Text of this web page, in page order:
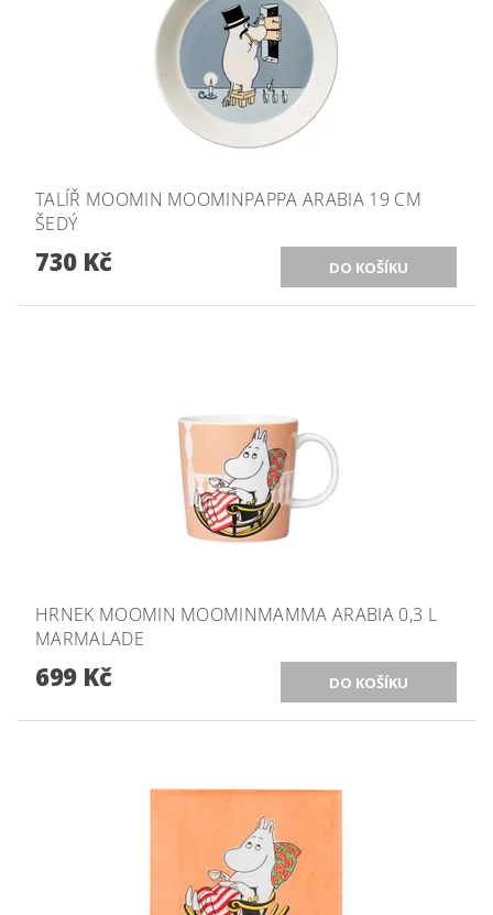
TALÍŘ MOOMIN MOOMINPAPPA ARABIA 19 CM
ŠEDÝ
730 Kč
HRNEK MOOMIN MOOMINMAMMA ARABIA 0,3 L
MARMALADE
699 Kč